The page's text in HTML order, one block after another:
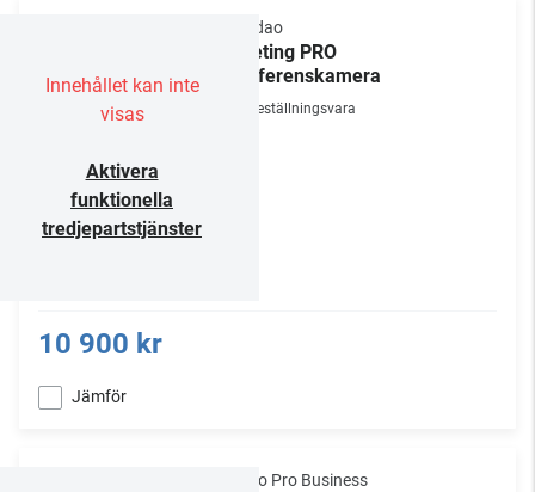
Innehållet kan inte
visas
Aktivera
funktionella
tredjepartstjänster
Kandao
Meeting PRO
Konferenskamera
Beställningsvara
10 900 kr
Jämför
Audio Pro Business